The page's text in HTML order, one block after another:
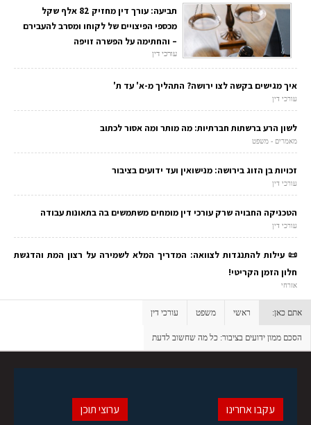
תביעה: עורך דין מחזיק 82 אלף שקל
מכספי הפיצויים של לקוחו ומסרב להעבירם
– והחתימה על הפשרה זויפה
עורכי דין
איך מגישים בקשה לצו ירושה? התהליך מ-א' עד ת'
עורכי דין
לשון הרע ברשתות חברתיות: מה מותר ומה אסור לכתוב
מאמרים - משפט
זכויות בן הזוג בירושה: מנישואין ועד ידועים בציבור
עורכי דין
הטכניקה החבויה שרק עורכי דין מומחים משתמשים בה בתאונות עבודה
עורכי דין
📜 עילות להתנגדות לצוואה: המדריך המלא לשמירה על רצון המת והדגשת
חלון הזמן הקריטי!
אזרחי
אתם כאן: ראשי משפט עורכי דין
הסכם ממון ידועים בציבור: כל מה שחשוב לדעת
ערוצי תוכן עקבו אחרינו